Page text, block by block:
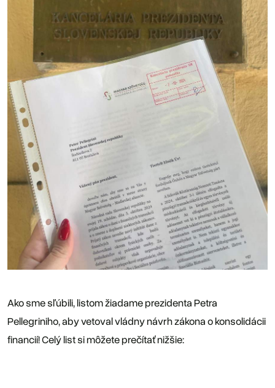
Ako sme sľúbili, listom žiadame prezidenta Petra
Pellegriniho, aby vetoval vládny návrh zákona o konsolidácii
financií! Celý list si môžete prečítať nižšie: